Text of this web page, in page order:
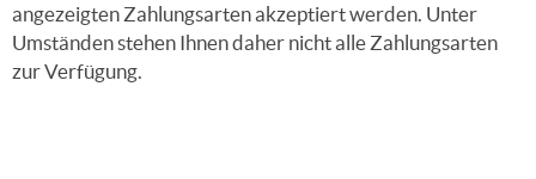
angezeigten Zahlungsarten akzeptiert werden. Unter
Umständen stehen Ihnen daher nicht alle Zahlungsarten
zur Verfügung.